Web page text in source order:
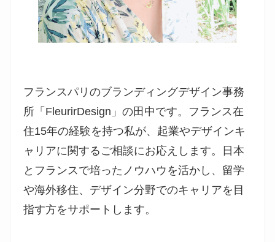
フランスパリのブランディングデザイン事務
所「FleurirDesign」の田中です。フランス在
住15年の経験を持つ私が、起業やデザインキ
ャリアに関するご相談にお応えします。日本
とフランスで培ったノウハウを活かし、留学
や海外移住、デザイン分野でのキャリアを目
指す方をサポートします。